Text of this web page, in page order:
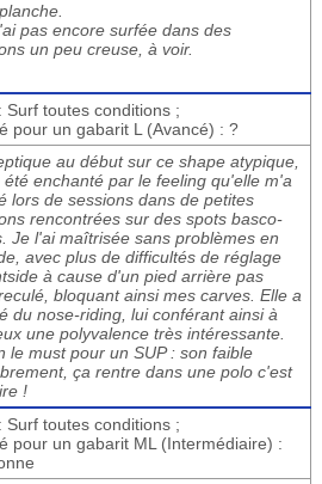
pas encore surfée dans des
un peu creuse, à voir.
Surf toutes conditions ;
pour un gabarit L (Avancé) : ?
au début sur ce shape atypique,
été enchanté par le feeling qu'elle m'a
lors de sessions dans de petites
rencontrées sur des spots basco-
Je l'ai maîtrisée sans problèmes en
avec plus de difficultés de réglage
à cause d'un pied arrière pas
bloquant ainsi mes carves. Elle a
du nose-riding, lui conférant ainsi à
une polyvalence très intéressante.
le must pour un SUP : son faible
ça rentre dans une polo c'est
!
Surf toutes conditions ;
pour un gabarit ML (Intermédiaire) :